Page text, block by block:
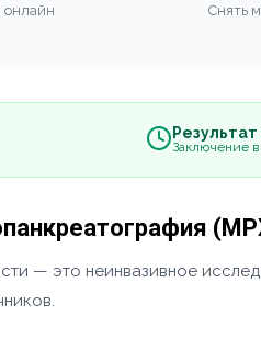
онлайн Снять
Результат
Заключение
— это неинвазивное